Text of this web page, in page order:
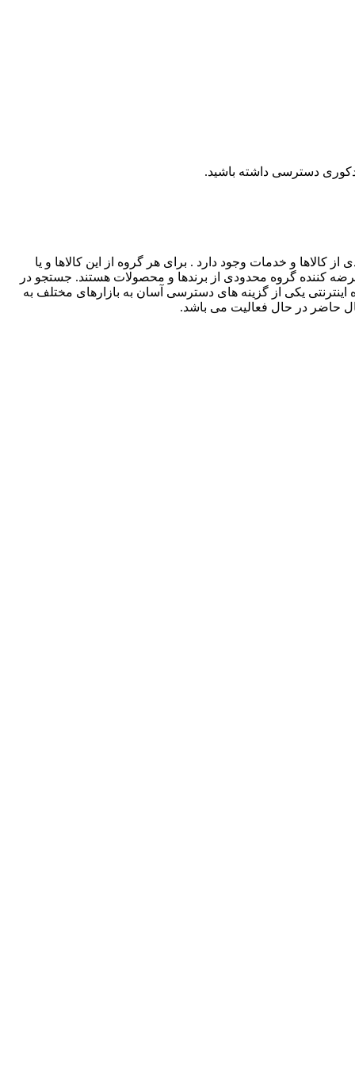
دکوری دسترسی داشته باشید.
کالاها و خدمات وجود دارد . برای هر گروه از این کالاها و یا
کننده گروه محدودی از برندها و محصولات هستند. جستجو در
یکی از گزینه های دسترسی آسان به بازارهای مختلف به
حاضر در حال فعالیت می باشد.